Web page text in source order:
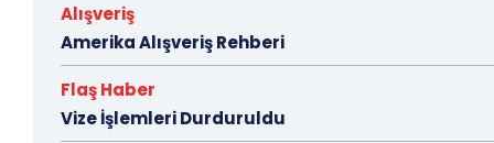
Alışveriş
Amerika Alışveriş Rehberi
Flaş Haber
Vize İşlemleri Durduruldu